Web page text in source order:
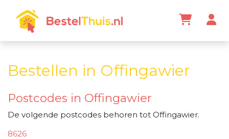
Bestellen in Offingawier
Postcodes in Offingawier
De volgende postcodes behoren tot Offingawier.
8626